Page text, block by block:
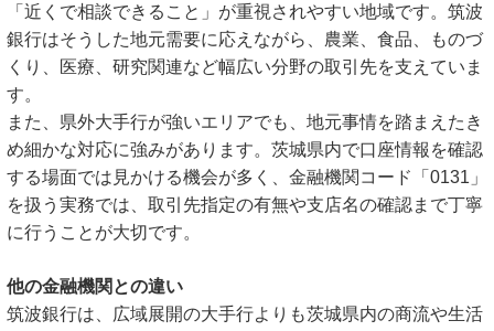
「近くで相談できること」が重視されやすい地域です。筑波
銀行はそうした地元需要に応えながら、農業、食品、ものづ
くり、医療、研究関連など幅広い分野の取引先を支えていま
す。
また、県外大手行が強いエリアでも、地元事情を踏まえたき
め細かな対応に強みがあります。茨城県内で口座情報を確認
する場面では見かける機会が多く、金融機関コード「0131」
を扱う実務では、取引先指定の有無や支店名の確認まで丁寧
に行うことが大切です。
他の金融機関との違い
筑波銀行は、広域展開の大手行よりも茨城県内の商流や生活